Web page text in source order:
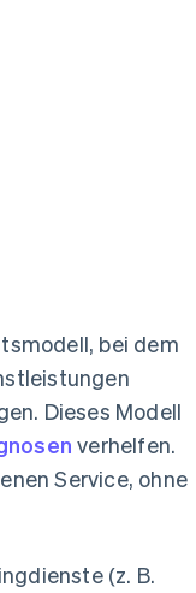
bei dem
Dieses Modell
verhelfen.
Service, ohne
(z. B.